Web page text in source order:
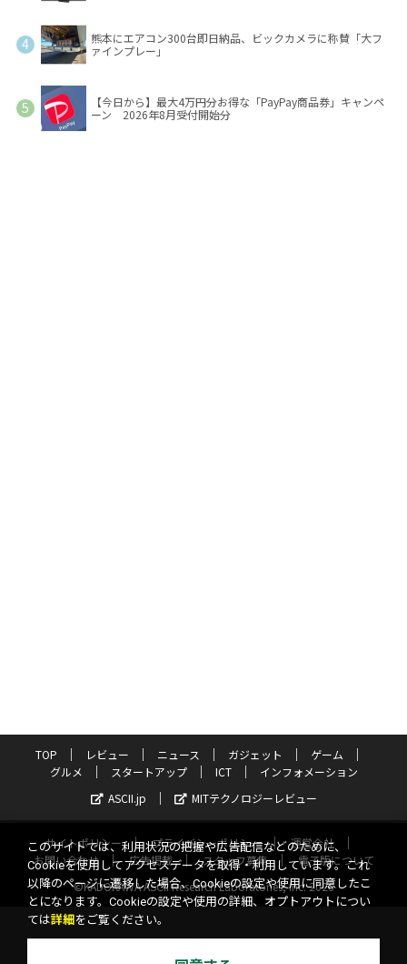
熊本にエアコン300台即日納品、ビックカメラに称賛「大フ
ァインプレー」
【今日から】最大4万円分お得な「PayPay商品券」キャンペ
ーン 2026年8月受付開始分
TOP レビュー ニュース ガジェット
ゲーム
グルメ
スタートアップ ICT
インフォメーション
ASCII.jp
MITテクノロジーレビュー
サイトポリシー プライバシーポリシー
運営会社
お問い合わせ
広告掲載 スタッフ募集
電子版について
©KADOKAWA ASCII Research Laboratories, Inc. 2026
このサイトでは、利用状況の把握や広告配信などのために、
Cookieを使用してアクセスデータを取得・利用しています。これ
以降のページに遷移した場合、Cookieの設定や使用に同意したこ
とになります。Cookieの設定や使用の詳細、オプトアウトについ
ては詳細 をご覧ください。